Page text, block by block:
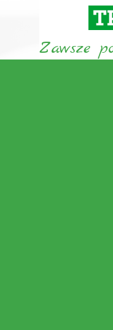
Zawsze